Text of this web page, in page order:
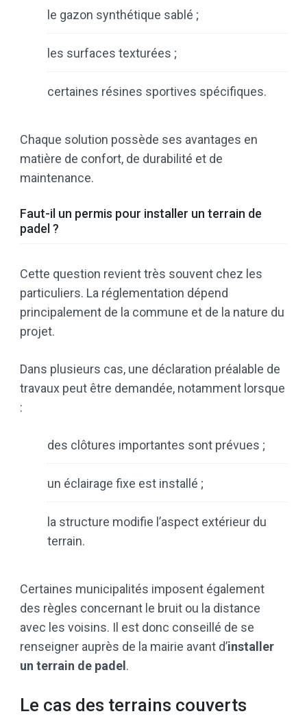
le gazon synthétique sablé ;
les surfaces texturées ;
certaines résines sportives spécifiques.
Chaque solution possède ses avantages en
matière de confort, de durabilité et de
maintenance.
Faut-il un permis pour installer un terrain de
padel ?
Cette question revient très souvent chez les
particuliers. La réglementation dépend
principalement de la commune et de la nature du
projet.
Dans plusieurs cas, une déclaration préalable de
travaux peut être demandée, notamment lorsque
:
des clôtures importantes sont prévues ;
un éclairage fixe est installé ;
la structure modifie l’aspect extérieur du
terrain.
Certaines municipalités imposent également
des règles concernant le bruit ou la distance
avec les voisins. Il est donc conseillé de se
renseigner auprès de la mairie avant d’installer
un terrain de padel .
Le cas des terrains couverts